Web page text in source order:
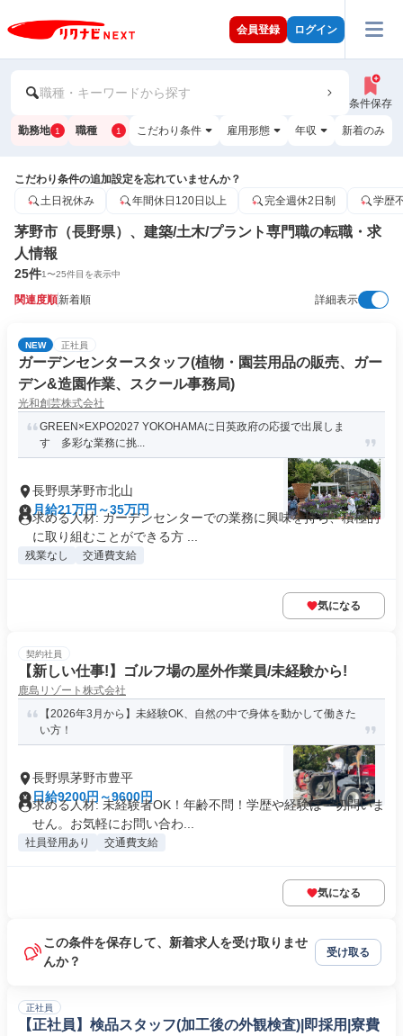
会員登録 ログイン
職種・キーワードから探す
条件保存
勤務地 1 職種 1 こだわり条件 雇用形態 年収 新着のみ
こだわり条件の追加設定を忘れていませんか？
土日祝休み
年間休日120日以上 完全週休2日制 学歴
茅野市（長野県）、建築/土木/プラント専門職の転職・求
人情報
25件1〜25件目を表示中
関連度順新着順 詳細表示
NEW 正社員
ガーデンセンタースタッフ(植物・園芸用品の販売、ガー
デン&造園作業、スクール事務局)
光和創芸株式会社
GREEN×EXPO2027 YOKOHAMAに日英政府の応援で出展しま
す 多彩な業務に挑...
長野県茅野市北山
月給21万円～35万円
求める人材: ガーデンセンターでの業務に興味を持ち、積極的
に取り組むことができる方 ...
残業なし 交通費支給
気になる
契約社員
【新しい仕事!】ゴルフ場の屋外作業員/未経験から!
鹿島リゾート株式会社
【2026年3月から】未経験OK、自然の中で身体を動かして働きた
い方！
長野県茅野市豊平
日給9200円～9600円
求める人材: 未経験者OK！年齢不問！学歴や経験は一切問いま
せん。お気軽にお問い合わ...
社員登用あり 交通費支給
気になる
この条件を保存して、新着求人を受け取りませ
んか？
受け取る
正社員
【正社員】検品スタッフ(加工後の外観検査)|即採用|寮費